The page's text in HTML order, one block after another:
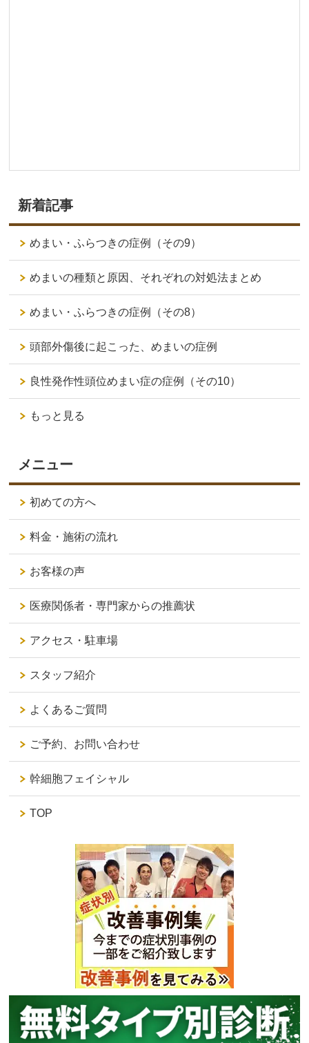
新着記事
めまい・ふらつきの症例（その9）
めまいの種類と原因、それぞれの対処法まとめ
めまい・ふらつきの症例（その8）
頭部外傷後に起こった、めまいの症例
良性発作性頭位めまい症の症例（その10）
もっと見る
メニュー
初めての方へ
料金・施術の流れ
お客様の声
医療関係者・専門家からの推薦状
アクセス・駐車場
スタッフ紹介
よくあるご質問
ご予約、お問い合わせ
幹細胞フェイシャル
TOP